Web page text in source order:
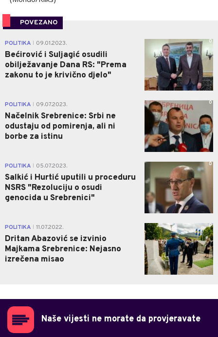
POVEZANO
POLITIKA 09.01.2023.
Bećirović i Suljagić osudili
obilježavanje Dana RS: "Prema
zakonu to je krivično djelo"
0
POLITIKA 09.07.2023.
Načelnik Srebrenice: Srbi ne
odustaju od pomirenja, ali ni
borbe za istinu
0
POLITIKA 05.07.2023.
Salkić i Hurtić uputili u proceduru
NSRS "Rezoluciju o osudi
genocida u Srebrenici"
0
POLITIKA 11.07.2022.
Dritan Abazović se izvinio
Majkama Srebrenice: Nejasno
izrečena misao
0
Naše vijesti ne morate da provjeravate